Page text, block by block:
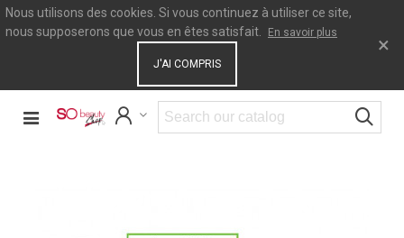
Nous utilisons des cookies. Si vous continuez à utiliser ce site,
nous supposerons que vous en êtes satisfait.
En savoir plus
J'AI COMPRIS
×